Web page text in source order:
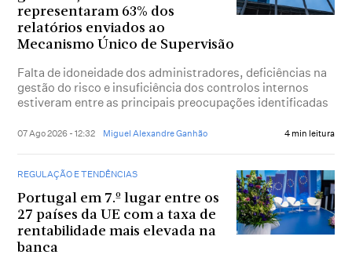
representaram 63% dos
relatórios enviados ao
Mecanismo Único de Supervisão
Falta de idoneidade dos administradores, deficiências na
gestão do risco e insuficiência dos controlos internos
estiveram entre as principais preocupações identificadas
07 Ago 2026 - 12:32 Miguel Alexandre Ganhão 4 min leitura
REGULAÇÃO E TENDÊNCIAS
Portugal em 7.º lugar entre os
27 países da UE com a taxa de
rentabilidade mais elevada na
banca